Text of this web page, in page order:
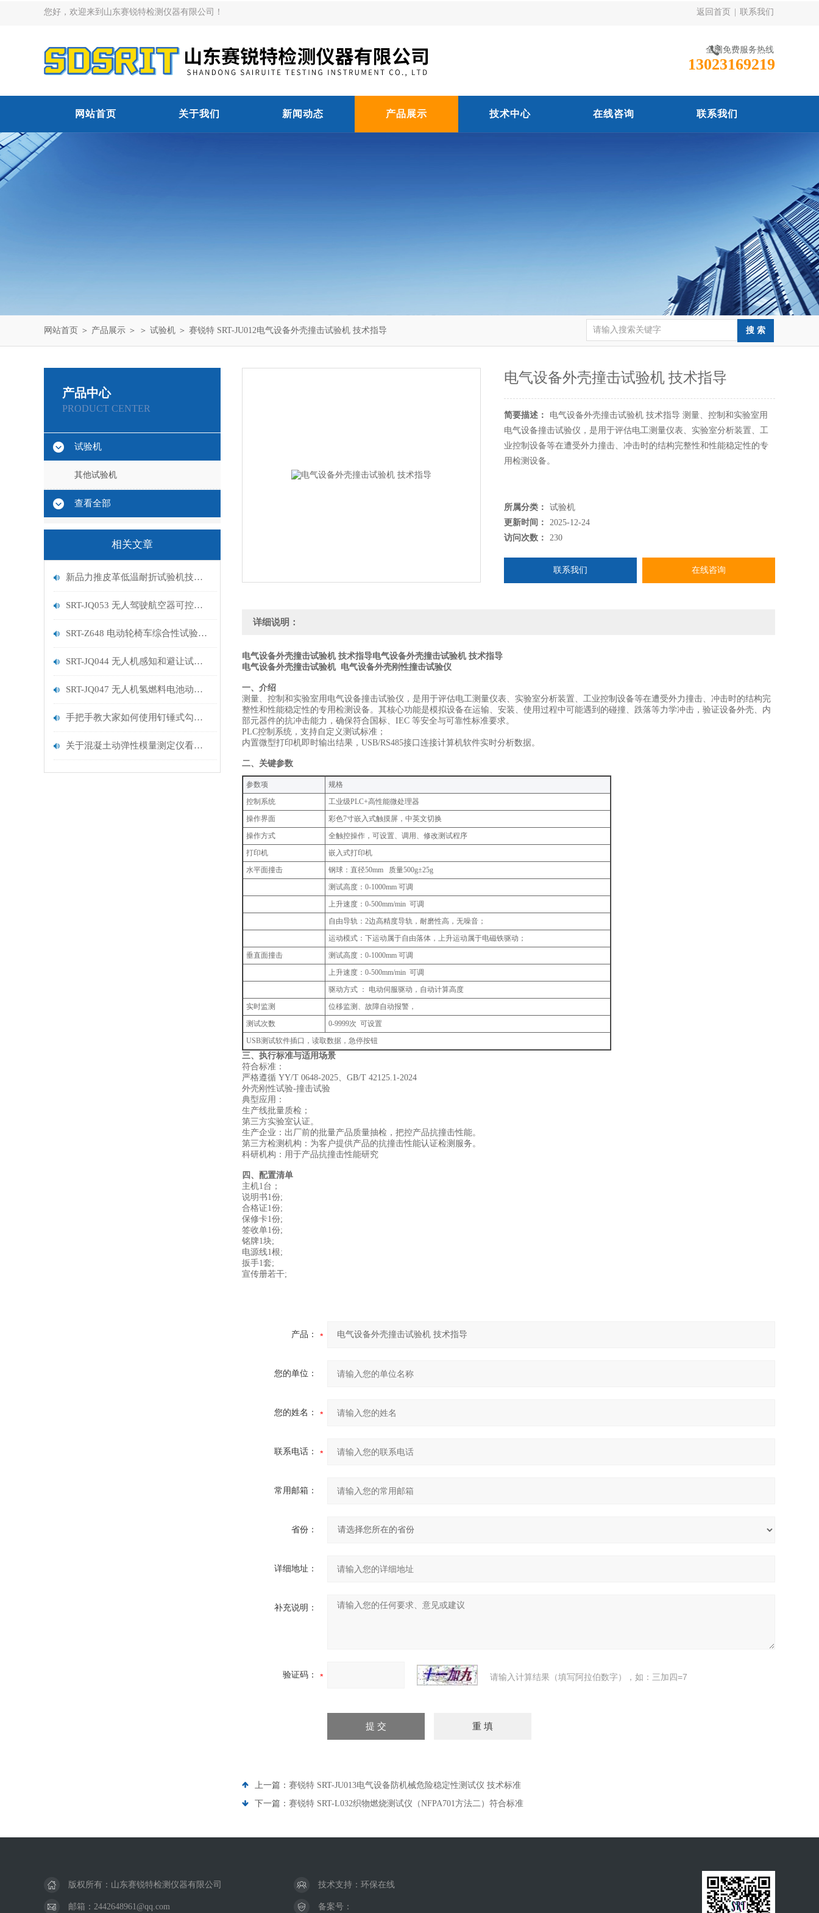
您好，欢迎来到山东赛锐特检测仪器有限公司！ 返回首页 联系我们
全国免费服务热线
13023169219
网站首页 关于我们 新闻动态 产品展示 技术中心 在线咨询 联系我们
网站首页 ＞ 产品展示 ＞ ＞ 试验机 ＞ 赛锐特 SRT-JU012电气设备外壳撞击试验机 技术指导
产品中心
PRODUCT CENTER
试验机
其他试验机
查看全部
相关文章
新品力推皮革低温耐折试验机技术讲解
SRT-JQ053 无人驾驶航空器可控性试验机的特点有哪些
SRT-Z648 电动轮椅车综合性试验机的简单介绍
SRT-JQ044 无人机感知和避让试验机的简单介绍
SRT-JQ047 无人机氢燃料电池动力系统试验机用途有哪些 符合标准
手把手教大家如何使用钉锤式勾丝性测试机
关于混凝土动弹性模量测定仪看这一篇就够了
电气设备外壳撞击试验机 技术指导
简要描述：
电气设备外壳撞击试验机 技术指导 测量、控制和实验室用
电气设备撞击试验仪，是用于评估电工测量仪表、实验室分析装置、工
业控制设备等在遭受外力撞击、冲击时的结构完整性和性能稳定性的专
用检测设备。
所属分类：
试验机
更新时间：
2025-12-24
访问次数：
230
联系我们 在线咨询
详细说明：
电气设备外壳撞击试验机 技术指导电气设备外壳撞击试验机 技术指导
电气设备外壳撞击试验机 电气设备外壳刚性撞击试验仪
‌一、介绍
测量、控制和实验室用电气设备撞击试验仪，是用于评估电工测量仪表、实验室分析装置、工业控制设备等在遭受外力撞击、冲击时的结构完
整性和性能稳定性的专用检测设备。其核心功能是模拟设备在运输、安装、使用过程中可能遇到的碰撞、跌落等力学冲击，验证设备外壳、内
部元器件的抗冲击能力，确保符合国标、IEC 等安全与可靠性标准要求。
PLC控制系统，支持自定义测试标准；
内置微型打印机即时输出结果，USB/RS485接口连接计算机软件实时分析数据。
‌二、关键参数
‌参数项‌
规格‌
控制系统
工业级PLC+高性能微处理器
操作界面
彩色7寸嵌入式触摸屏，中英文切换
操作方式
全触控操作，可设置、调用、修改测试程序
打印机
嵌入式打印机
水平面撞击
钢球：直径50mm 质量500g±25g
测试高度：0-1000mm 可调
上升速度：0-500mm/min 可调
自由导轨：2边高精度导轨，耐磨性高，无噪音；
运动模式：下运动属于自由落体，上升运动属于电磁铁驱动；
垂直面撞击
测试高度：0-1000mm 可调
上升速度：0-500mm/min 可调
驱动方式 ： 电动伺服驱动，自动计算高度
实时监测
位移监测、故障自动报警，
测试次数
0-9999次 可设置
USB测试软件插口，读取数据，急停按钮
三、执行标准与适用场景
符合标准：
严格遵循 YY/T 0648-2025、GB/T 42125.1-2024
外壳刚性试验-撞击试验
‌典型应用‌：
生产线批量质检；
第三方实验室认证。
生产企业：出厂前的批量产品质量抽检，把控产品抗撞击性能。
第三方检测机构：为客户提供产品的抗撞击性能认证检测服务。
科研机构：用于产品抗撞击性能研究
四、配置清单
主机1台；
说明书1份;
合格证1份;
保修卡1份;
签收单1份;
铭牌1块;
电源线1根;
扳手1套;
宣传册若干;
产品：
您的单位：
您的姓名：
联系电话：
常用邮箱：
省份：
详细地址：
补充说明：
验证码： 请输入计算结果（填写阿拉伯数字），如：三加四=7
上一篇： 赛锐特 SRT-JU013电气设备防机械危险稳定性测试仪 技术标准
下一篇： 赛锐特 SRT-L032织物燃烧测试仪（NFPA701方法二）符合标准
版权所有：山东赛锐特检测仪器有限公司 技术支持： 环保在线
邮箱：2442648961@qq.com 备案号：